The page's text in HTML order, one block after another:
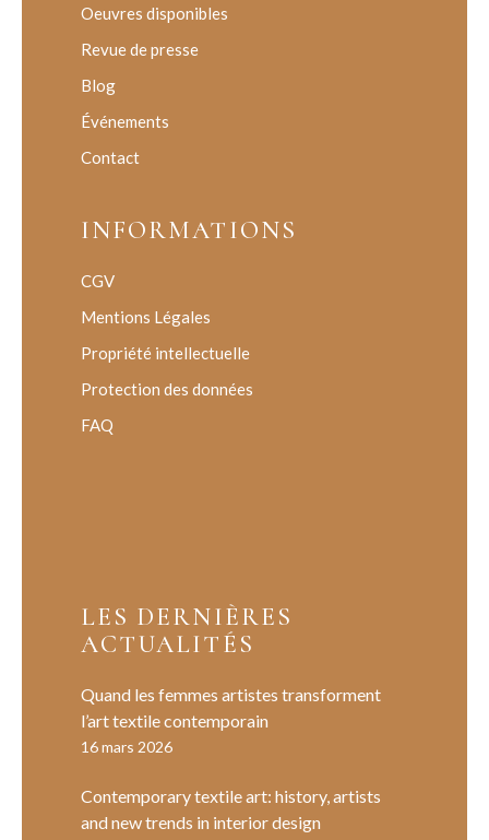
Oeuvres disponibles
Revue de presse
Blog
Événements
Contact
INFORMATIONS
CGV
Mentions Légales
Propriété intellectuelle
Protection des données
FAQ
LES DERNIÈRES
ACTUALITÉS
Quand les femmes artistes transforment
l’art textile contemporain
16 mars 2026
Contemporary textile art: history, artists
and new trends in interior design